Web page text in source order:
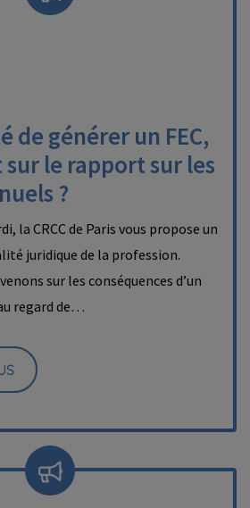
de générer un FEC,
le rapport sur les
?
la CRCC de Paris vous propose un
juridique de la profession.
sur les conséquences d’un
regard de…